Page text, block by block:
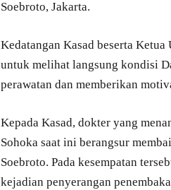
Soebroto, Jakarta.
Kedatangan Kasad beserta
untuk melihat langsung kondisi
perawatan dan memberikan
Kepada Kasad, dokter yang
Sohoka saat ini berangsur
Soebroto. Pada kesempatan
kejadian penyerangan